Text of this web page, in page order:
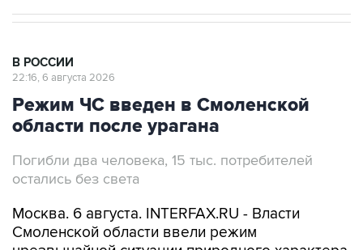
В РОССИИ
22:16, 6 августа 2026
Режим ЧС введен в Смоленской
области после урагана
Погибли два человека, 15 тыс. потребителей
остались без света
Москва. 6 августа. INTERFAX.RU - Власти
Смоленской области ввели режим